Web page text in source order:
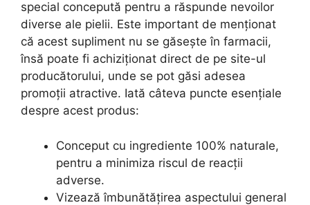
special concepută pentru a răspunde nevoilor
diverse ale pielii. Este important de menționat
că acest supliment nu se găsește în farmacii,
însă poate fi achiziționat direct de pe site-ul
producătorului, unde se pot găsi adesea
promoții atractive. Iată câteva puncte esențiale
despre acest produs:
Conceput cu ingrediente 100% naturale,
pentru a minimiza riscul de reacții
adverse.
Vizează îmbunătățirea aspectului general